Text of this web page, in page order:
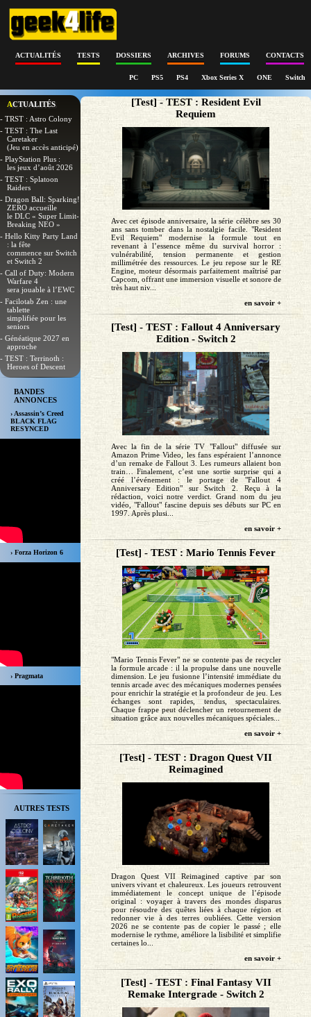
ACTUALITÉS TESTS DOSSIERS ARCHIVES FORUMS CONTACTS
PC PS5 PS4 Xbox Series X ONE Switch
ACTUALITÉS
- TRST : Astro Colony
- TEST : The Last
Caretaker
(Jeu en accès anticipé)
- PlayStation Plus :
les jeux d’août 2026
- TEST : Splatoon
Raiders
- Dragon Ball: Sparking!
ZERO accueille
le DLC « Super Limit-
Breaking NEO »
- Hello Kitty Party Land
: la fête
commence sur Switch
et Switch 2
- Call of Duty: Modern
Warfare 4
sera jouable à l’EWC
- Facilotab Zen : une
tablette
simplifiée pour les
seniors
- Généatique 2027 en
approche
- TEST : Terrinoth :
Heroes of Descent
BANDES
ANNONCES
› Assassin’s Creed
BLACK FLAG
RESYNCED
› Forza Horizon 6
› Pragmata
AUTRES TESTS
[Test] - TEST : Resident Evil
Requiem
Avec cet épisode anniversaire, la série célèbre ses 30
ans sans tomber dans la nostalgie facile. "Resident
Evil Requiem" modernise la formule tout en
revenant à l’essence même du survival horror :
vulnérabilité, tension permanente et gestion
millimétrée des ressources. Le jeu repose sur le RE
Engine, moteur désormais parfaitement maîtrisé par
Capcom, offrant une immersion visuelle et sonore de
très haut niv...
en savoir +
[Test] - TEST : Fallout 4 Anniversary
Edition - Switch 2
Avec la fin de la série TV "Fallout" diffusée sur
Amazon Prime Video, les fans espéraient l’annonce
d’un remake de Fallout 3. Les rumeurs allaient bon
train… Finalement, c’est une sortie surprise qui a
créé l’événement : le portage de "Fallout 4
Anniversary Edition" sur Switch 2. Reçu à la
rédaction, voici notre verdict. Grand nom du jeu
vidéo, "Fallout" fascine depuis ses débuts sur PC en
1997. Après plusi...
en savoir +
[Test] - TEST : Mario Tennis Fever
"Mario Tennis Fever" ne se contente pas de recycler
la formule arcade : il la propulse dans une nouvelle
dimension. Le jeu fusionne l’intensité immédiate du
tennis arcade avec des mécaniques modernes pensées
pour enrichir la stratégie et la profondeur de jeu. Les
échanges sont rapides, tendus, spectaculaires.
Chaque frappe peut déclencher un retournement de
situation grâce aux nouvelles mécaniques spéciales...
en savoir +
[Test] - TEST : Dragon Quest VII
Reimagined
Dragon Quest VII Reimagined captive par son
univers vivant et chaleureux. Les joueurs retrouvent
immédiatement le concept unique de l’épisode
original : voyager à travers des mondes disparus
pour résoudre des quêtes liées à chaque région et
redonner vie à des terres oubliées. Cette version
2026 ne se contente pas de copier le passé ; elle
modernise le rythme, améliore la lisibilité et simplifie
certaines lo...
en savoir +
[Test] - TEST : Final Fantasy VII
Remake Intergrade - Switch 2